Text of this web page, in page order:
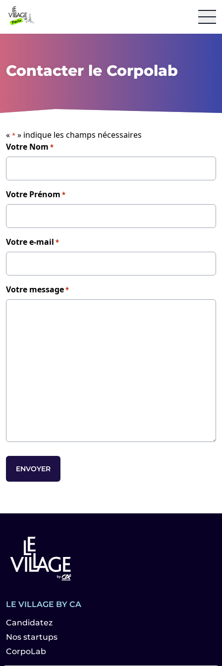
Le Village By CA Paris
Contacter le Corpolab
« * » indique les champs nécessaires
Votre Nom *
Votre Prénom *
Votre e-mail *
Votre message*
LE VILLAGE BY CA
Candidatez
Nos startups
CorpoLab